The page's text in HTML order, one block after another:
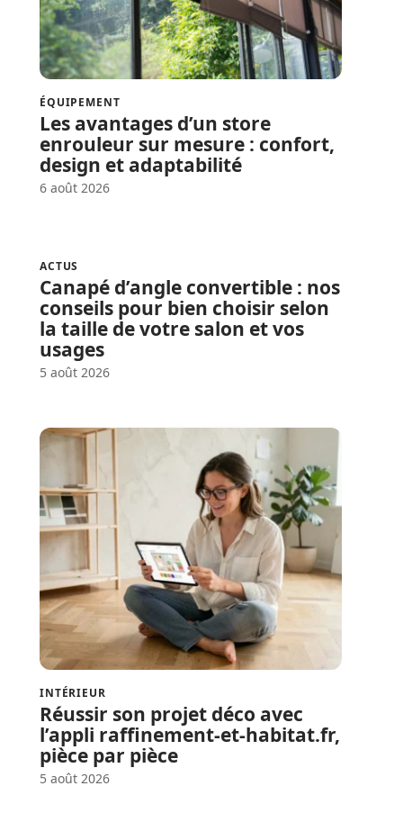
ÉQUIPEMENT
Les avantages d’un store
enrouleur sur mesure : confort,
design et adaptabilité
6 août 2026
ACTUS
Canapé d’angle convertible : nos
conseils pour bien choisir selon
la taille de votre salon et vos
usages
5 août 2026
INTÉRIEUR
Réussir son projet déco avec
l’appli raffinement-et-habitat.fr,
pièce par pièce
5 août 2026